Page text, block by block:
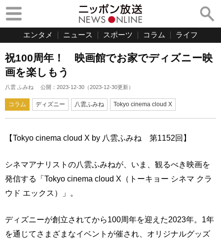
エンタメ ニュース スポーツ コラム ライフ
祝100周年！ 映画館でお家でディズニー映
画を楽しもう
八雲 ふみね 公開： 2023-12-30 （2023-12-30更新）
コラム ディズニー 八雲ふみね Tokyo cinema cloud X
【Tokyo cinema cloud X by 八雲ふみね 第1152回】
シネマアナリストの八雲ふみねが、いま、観るべき映画を
発信する「Tokyo cinema cloud X（トーキョー シネマ クラ
ウド エックス）」。
ディズニーが創立されてから100周年を迎えた2023年。1年
を通じてさまざまなイベントが催され、オリジナルグッズ